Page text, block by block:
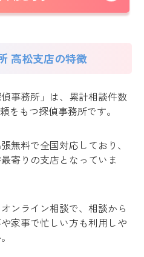
高松支店の特徴
事務所」は、累計相談件数
をもつ探偵事務所です。
無料で全国対応しており、
寄りの支店となっていま
ンライン相談で、相談から
家事で忙しい方も利用しや